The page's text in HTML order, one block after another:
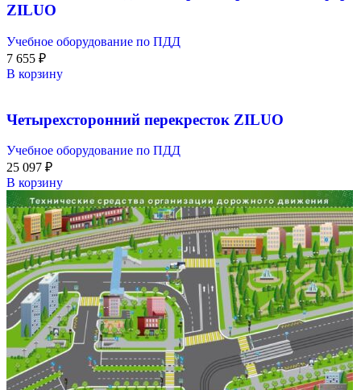
ZILUO
Учебное оборудование по ПДД
7 655 ₽
В корзину
Четырехсторонний перекресток ZILUO
Учебное оборудование по ПДД
25 097 ₽
В корзину